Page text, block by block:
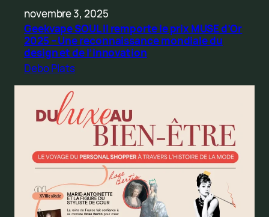
novembre 3, 2025
Geekvape SOUL II remporte le prix MUSE d’Or
2025 – Une reconnaissance mondiale du
design et de l’innovation
Debo Plats